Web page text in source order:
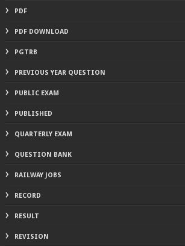
PDF
PDF DOWNLOAD
PGTRB
PREVIOUS YEAR QUESTION
PUBLIC EXAM
PUBLISHED
QUARTERLY EXAM
QUESTION BANK
RAILWAY JOBS
RECORD
RESULT
REVISION